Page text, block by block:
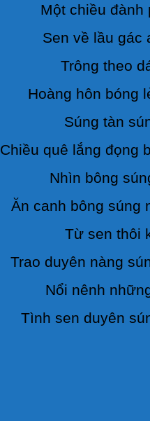
Một chiều đành
Sen về lầu gác
Trông theo
Hoàng hôn bóng
Súng tàn
Chiều quê lắng đọng
Nhìn bông
Ăn canh bông súng
Từ sen thôi
Trao duyên nàng
Nổi nênh
Tình sen duyên